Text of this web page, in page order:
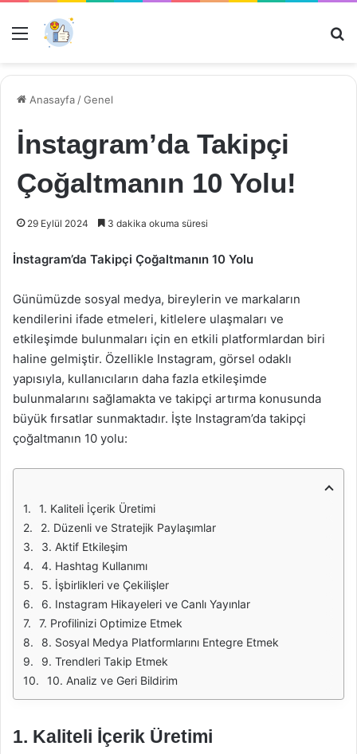
Menü
Anasayfa /Genel
İnstagram’da Takipçi
Çoğaltmanın 10 Yolu!
29 Eylül 2024 3 dakika okuma süresi
İnstagram’da Takipçi Çoğaltmanın 10 Yolu
Günümüzde sosyal medya, bireylerin ve markaların
kendilerini ifade etmeleri, kitlelere ulaşmaları ve
etkileşimde bulunmaları için en etkili platformlardan biri
haline gelmiştir. Özellikle Instagram, görsel odaklı
yapısıyla, kullanıcıların daha fazla etkileşimde
bulunmalarını sağlamakta ve takipçi artırma konusunda
büyük fırsatlar sunmaktadır. İşte Instagram’da takipçi
çoğaltmanın 10 yolu:
1. Kaliteli İçerik Üretimi
2. Düzenli ve Stratejik Paylaşımlar
3. Aktif Etkileşim
4. Hashtag Kullanımı
5. İşbirlikleri ve Çekilişler
6. Instagram Hikayeleri ve Canlı Yayınlar
7. Profilinizi Optimize Etmek
8. Sosyal Medya Platformlarını Entegre Etmek
9. Trendleri Takip Etmek
10. Analiz ve Geri Bildirim
1. Kaliteli İçerik Üretimi